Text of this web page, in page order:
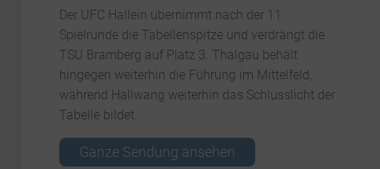
Der UFC Hallein übernimmt nach der 11.
Spielrunde die Tabellenspitze und verdrängt die
TSU Bramberg auf Platz 3. Thalgau behält
hingegen weiterhin die Führung im Mittelfeld,
während Hallwang weiterhin das Schlusslicht der
Tabelle bildet.
Ganze Sendung ansehen